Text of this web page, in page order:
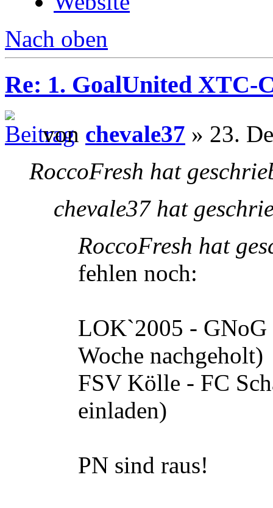
Nach oben
Re: 1. GoalUnited XTC-
von chevale37 » 23.
RoccoFresh hat
chevale37 hat
RoccoFresh hat
fehlen noch:
LOK`2005 - GNoG
Woche nachgeholt)
FSV Kölle - FC
einladen)
PN sind raus!